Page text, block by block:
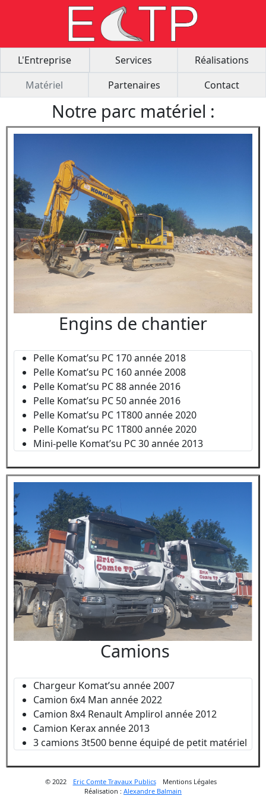
L'Entreprise Services
Réalisations
Matériel
Partenaires Contact
Notre parc matériel :
Engins de chantier
Pelle Komat’su PC 170 année 2018
Pelle Komat’su PC 160 année 2008
Pelle Komat’su PC 88 année 2016
Pelle Komat’su PC 50 année 2016
Pelle Komat’su PC 1T800 année 2020
Pelle Komat’su PC 1T800 année 2020
Mini-pelle Komat’su PC 30 année 2013
Camions
Chargeur Komat’su année 2007
Camion 6x4 Man année 2022
Camion 8x4 Renault Amplirol année 2012
Camion Kerax année 2013
3 camions 3t500 benne équipé de petit matériel
© 2022 Eric Comte Travaux Publics
Mentions Légales
Réalisation : Alexandre Balmain